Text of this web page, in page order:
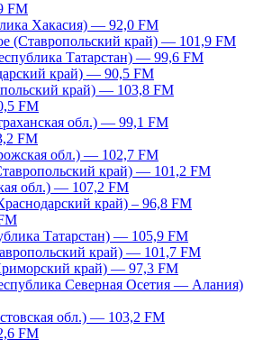
FM
Хакасия) — 92,0 FM
(Ставропольский край) — 101,9 FM
Татарстан) — 99,6 FM
край) — 90,5 FM
край) — 103,8 FM
FM
обл.) — 99,1 FM
FM
обл.) — 102,7 FM
край) — 101,2 FM
обл.) — 107,2 FM
край) – 96,8 FM
Татарстан) — 105,9 FM
край) — 101,7 FM
край) — 97,3 FM
Северная Осетия — Алания)
обл.) — 103,2 FM
FM